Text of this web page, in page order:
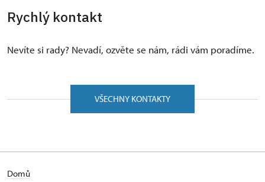
Rychlý kontakt
Nevíte si rady? Nevadí, ozvěte se nám, rádi vám poradíme.
VŠECHNY KONTAKTY
Domů